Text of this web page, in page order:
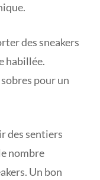
des sneakers
habillée.
pour un
des sentiers
nombre
Un bon